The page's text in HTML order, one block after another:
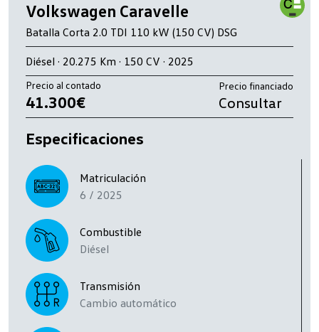
Volkswagen Caravelle
Batalla Corta 2.0 TDI 110 kW (150 CV) DSG
Diésel · 20.275 Km · 150 CV · 2025
Precio al contado
41.300€
Precio financiado
Consultar
Especificaciones
Matriculación
6 / 2025
Combustible
Diésel
Transmisión
Cambio automático